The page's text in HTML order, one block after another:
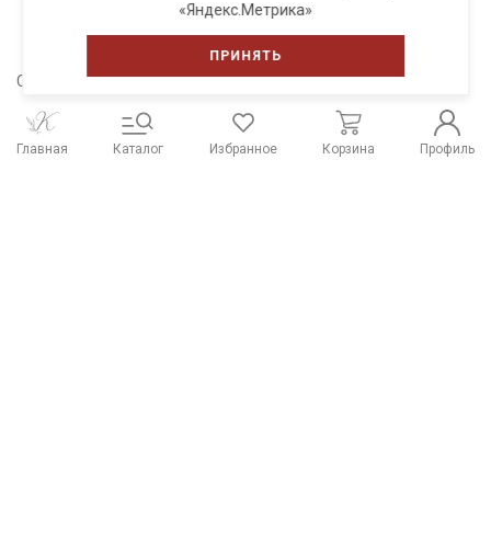
Сохраните себе в соцсети
«Яндекс.Метрика»
ПРИНЯТЬ
Главная Каталог Избранное Корзина Профиль